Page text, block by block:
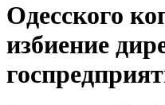
Одесского
избиение